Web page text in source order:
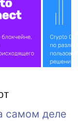
самом деле